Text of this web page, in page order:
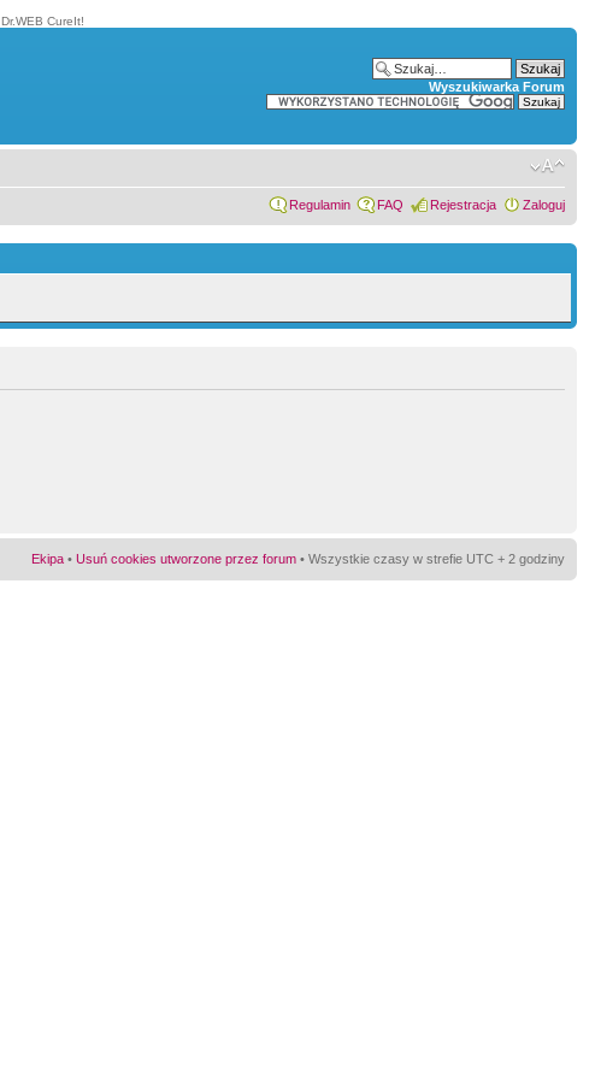
Dr.WEB CureIt!
Wyszukiwarka Forum
Regulamin FAQ Rejestracja Zaloguj
Ekipa • Usuń cookies utworzone przez forum • Wszystkie czasy w strefie UTC + 2 godziny